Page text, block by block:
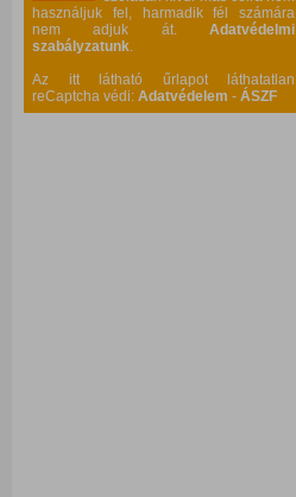
használjuk fel, harmadik fél számára
nem adjuk át. Adatvédelmi
szabályzatunk.
Az itt látható űrlapot láthatatlan
reCaptcha védi: Adatvédelem - ÁSZF